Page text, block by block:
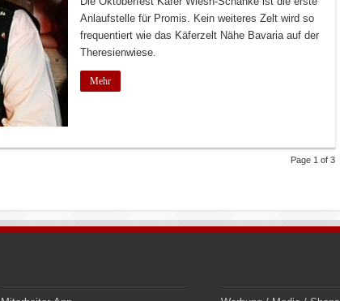
Anlaufstelle für Promis. Kein weiteres Zelt wird so
frequentiert wie das Käferzelt Nähe Bavaria auf der
Theresienwiese.
Mehr
Page 1 of 3